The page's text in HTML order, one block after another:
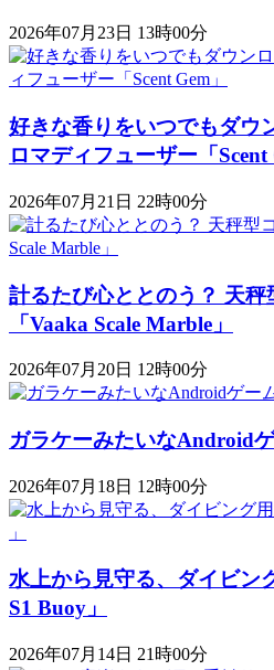
2026年07月23日 13時00分
好きな香りをいつでもダウ
ロマディフューザー「Scent
2026年07月21日 22時00分
計るたび心ととのう？ 天
「Vaaka Scale Marble」
2026年07月20日 12時00分
ガラケーみたいなAndroid
2026年07月18日 12時00分
水上から見守る、ダイビン
S1 Buoy​​」
2026年07月14日 21時00分